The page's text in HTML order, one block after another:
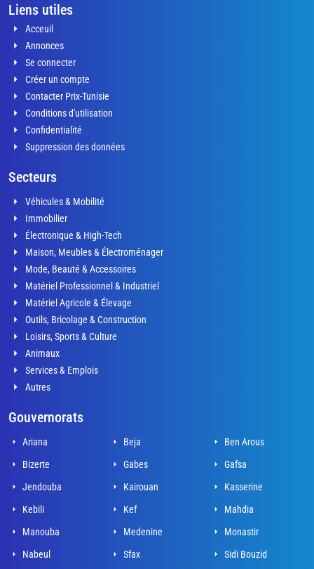
Liens utiles
Acceuil
Annonces
Se connecter
Créer un compte
Contacter Prix-Tunisie
Conditions d'utilisation
Confidentialité
Suppression des données
Secteurs
Véhicules & Mobilité
Immobilier
Électronique & High-Tech
Maison, Meubles & Électroménager
Mode, Beauté & Accessoires
Matériel Professionnel & Industriel
Matériel Agricole & Élevage
Outils, Bricolage & Construction
Loisirs, Sports & Culture
Animaux
Services & Emplois
Autres
Gouvernorats
Ariana Beja
Ben Arous
Bizerte
Gabes
Gafsa
Jendouba
Kairouan
Kasserine
Kebili
Kef
Mahdia
Manouba
Medenine
Monastir
Nabeul
Sfax Sidi Bouzid